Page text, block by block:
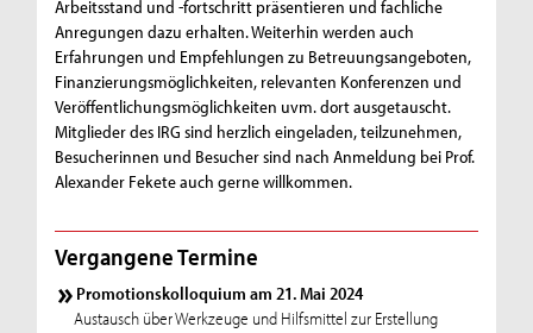
Arbeitsstand und -fortschritt präsentieren und fachliche
Anregungen dazu erhalten. Weiterhin werden auch
Erfahrungen und Empfehlungen zu Betreuungsangeboten,
Finanzierungsmöglichkeiten, relevanten Konferenzen und
Veröffentlichungsmöglichkeiten uvm. dort ausgetauscht.
Mitglieder des IRG sind herzlich eingeladen, teilzunehmen,
Besucherinnen und Besucher sind nach Anmeldung bei Prof.
Alexander Fekete auch gerne willkommen.
Vergangene Termine
Promotionskolloquium am 21. Mai 2024
Austausch über Werkzeuge und Hilfsmittel zur Erstellung